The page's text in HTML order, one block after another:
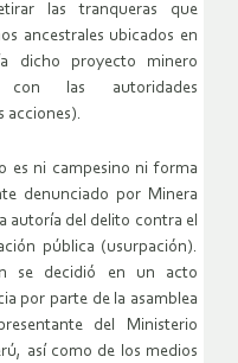
las tranqueras que
ancestrales ubicados en
dicho proyecto minero
con las autoridades
acciones).
es ni campesino ni forma
denunciado por Minera
autoría del delito contra el
pública (usurpación).
se decidió en un acto
por parte de la asamblea
del Ministerio
así como de los medios